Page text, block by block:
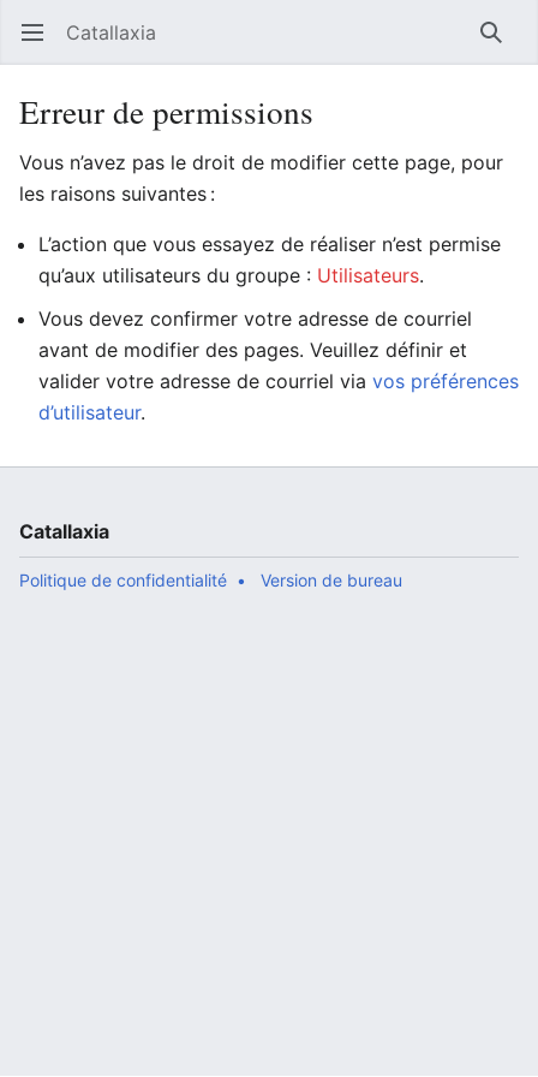
Ouvrir le menu principal Catallaxia
Erreur de permissions
Vous n’avez pas le droit de modifier cette page, pour
les raisons suivantes :
L’action que vous essayez de réaliser n’est permise
qu’aux utilisateurs du groupe : Utilisateurs.
Vous devez confirmer votre adresse de courriel
avant de modifier des pages. Veuillez définir et
valider votre adresse de courriel via vos préférences
d’utilisateur.
Catallaxia
Politique de confidentialité Version de bureau